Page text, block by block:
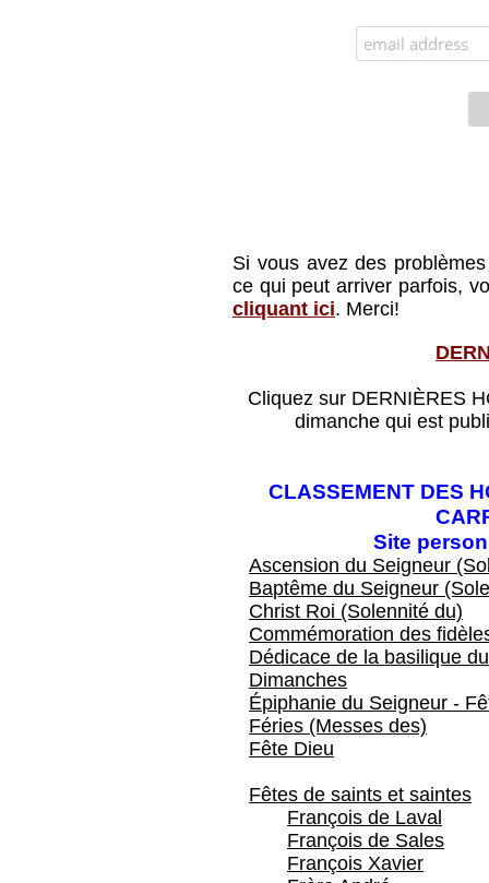
Si vous avez des
ce qui peut arriver parfois,
cliquant ici. Merci!
Cliquez sur DERNIÈRES
dimanche qui est
CLASSEMENT DES
Site
Ascension du Seigneur
Baptême du Seigneur
Christ Roi (Solennité du)
Commémoration des
Dédicace de la basilique
Dimanches
Épiphanie du Seigneur -
Féries (Messes des)
Fête Dieu
Fêtes de saints et saintes
François de Laval
François de Sales
François Xavier